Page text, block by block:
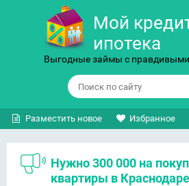
Мой
ипотека
Выгодные займы с
Разместить новое Избранное
Нужно 300 000 на покупку
квартиры в Краснодаре